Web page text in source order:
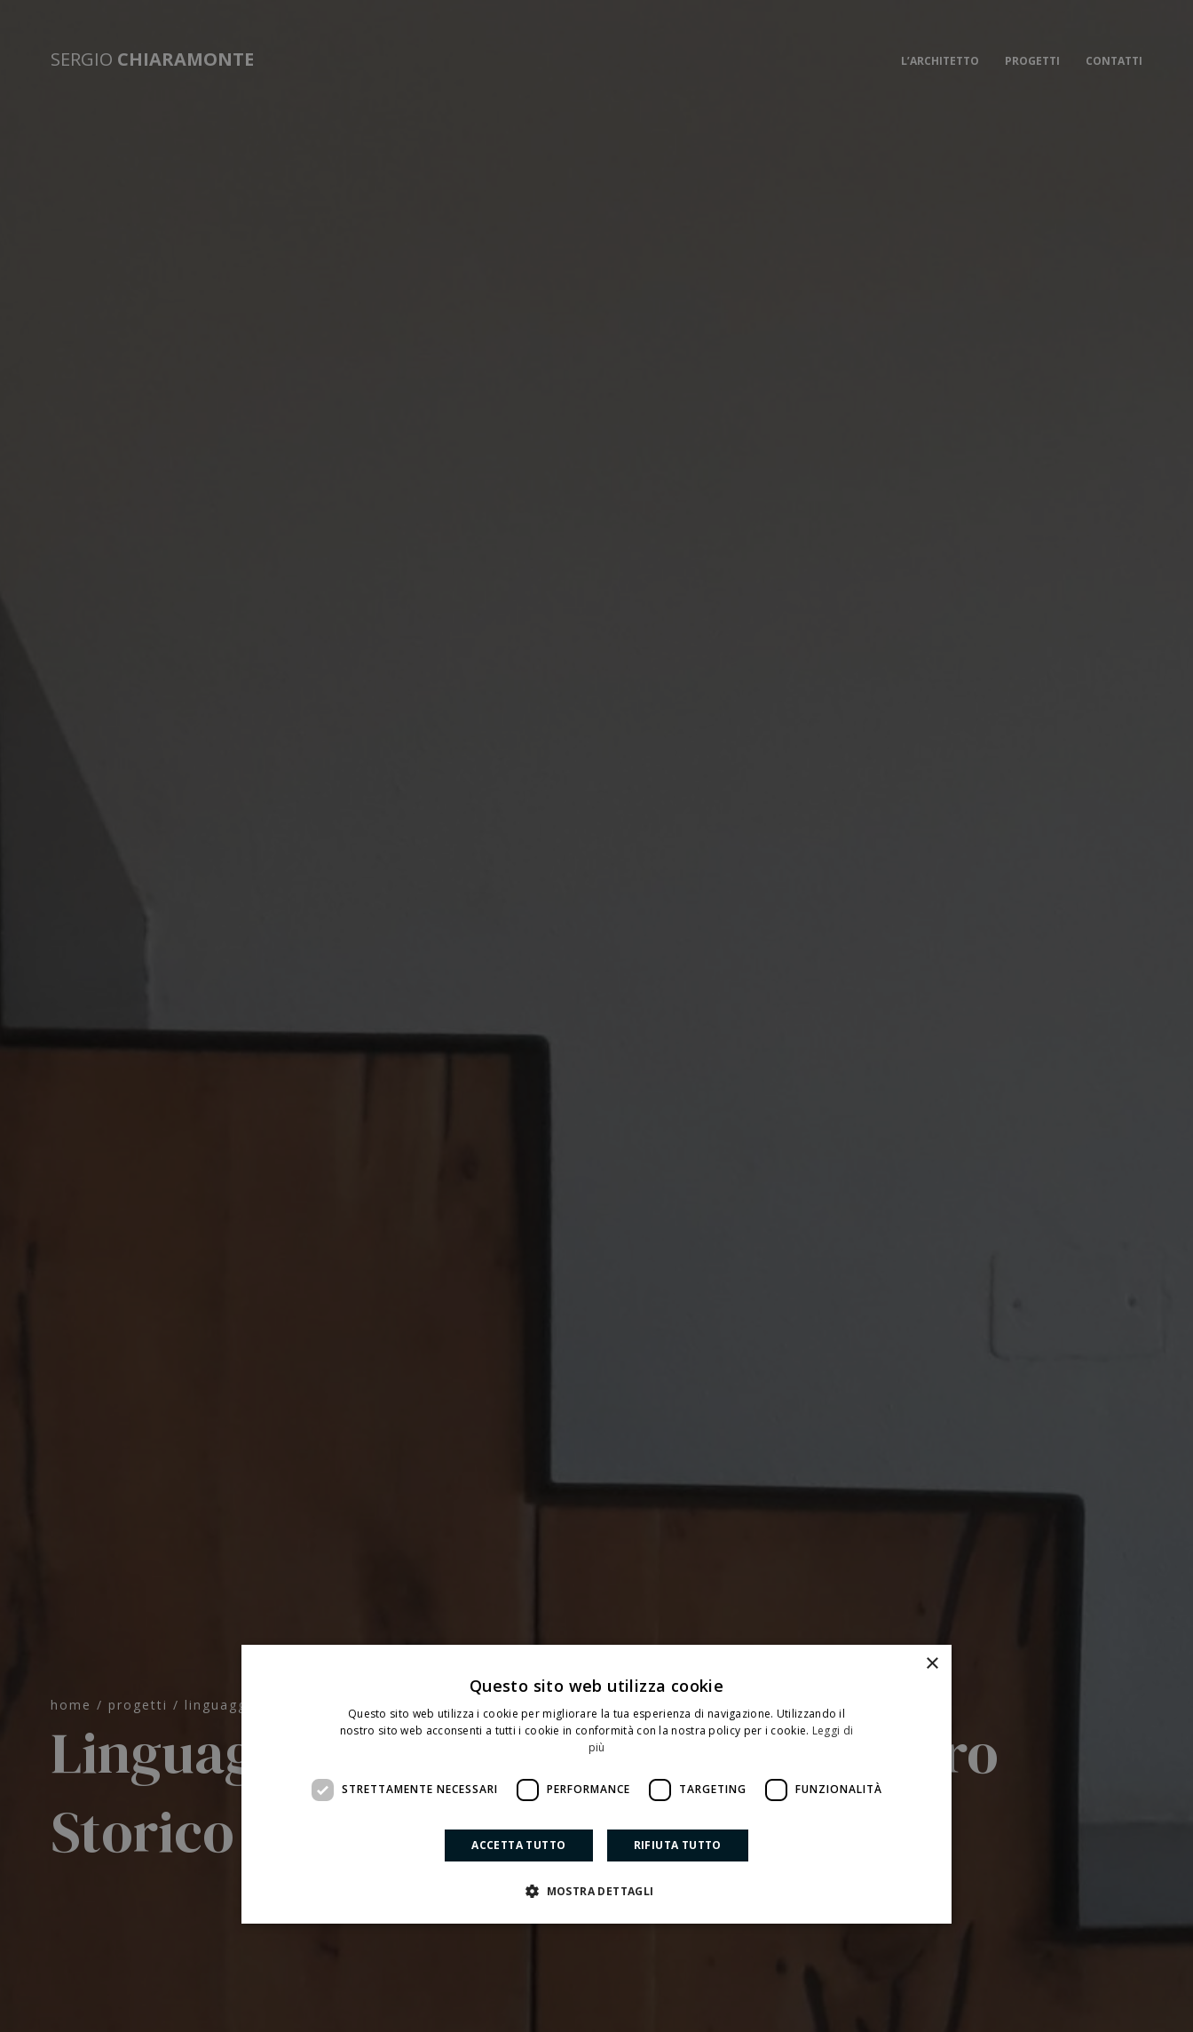
SERGIO CHIARAMONTE L’ARCHITETTO PROGETTI CONTATTI
home / progetti / linguaggio contemporaneo al centro storico
Linguaggio contemporaneo al Centro
Storico
×
Questo sito web utilizza cookie
Questo sito web utilizza i cookie per migliorare la tua esperienza di navigazione. Utilizzando il
nostro sito web acconsenti a tutti i cookie in conformità con la nostra policy per i cookie. Leggi di
più
STRETTAMENTE NECESSARI PERFORMANCE TARGETING FUNZIONALITÀ
ACCETTA TUTTO RIFIUTA TUTTO
MOSTRA DETTAGLI